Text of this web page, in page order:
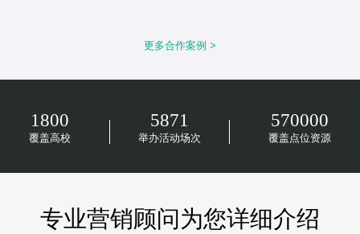
更多合作案例 >
1800
覆盖高校
5871
举办活动场次
570000
覆盖点位资源
专业营销顾问为您详细介绍